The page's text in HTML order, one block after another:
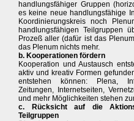
handlungsfähiger Gruppen
es keine neue handlungsfähige
Koordinierungskreis noch
handlungsfähigen Teilgruppen
Prozeß aller (dafür ist das
das Plenum nichts mehr.
b. Kooperationen fördern
Kooperation und Austausch
aktiv und kreativ Formen
entstehen können: Plena,
Zeitungen, Internetseiten,
und mehr Möglichkeiten stehen
c. Rücksicht auf die
Teilgruppen